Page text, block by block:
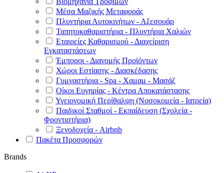
Μέσα Μαζικής Μεταφοράς
Πλυντήρια Αυτοκινήτων - Αξεσουάρ
Ταπητοκαθαριστήρια - Πλυντήρια Χαλιών
Εταιρείες Καθαρισμού - Διαχείριση
Εγκαταστάσεων
Έμποροι - Διανομής Προϊόντων
Χώροι Εστίασης - Διασκέδασης
Γυμναστήρια - Spa - Χαμαμ - Μασάζ
Οίκοι Ευγηρίας - Κέντρα Αποκατάστασης
Υγειονομική Περίθαλψη (Νοσοκομεία - Ιατρεία)
Παιδικοί Σταθμοί - Εκπαίδευση (Σχολεία -
Φροντιστήρια)
Ξενοδοχεία - Airbnb
Πακέτα Προσφορών
Brands